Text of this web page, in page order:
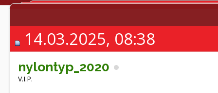
14.03.2025, 08:38
nylontyp_2020
V.I.P.